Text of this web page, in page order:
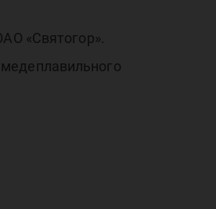
«Святогор».